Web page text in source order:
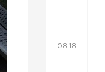
08:18